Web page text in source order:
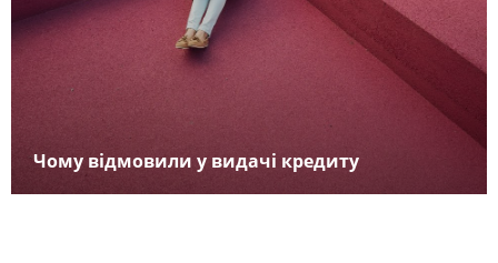
Чому відмовили у видачі кредиту